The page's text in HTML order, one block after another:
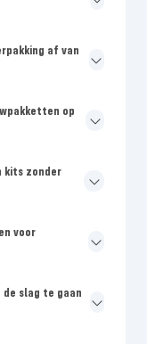
af van
op
kits zonder
voor
slag te gaan